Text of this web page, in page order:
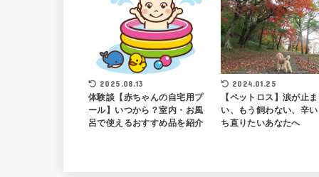
2025.08.13
体験談【赤ちゃんの自宅用プ
ール】いつから？室内・お風
呂で使えるおすすめ品を紹介
2024.01.25
【ペットロス】涙が止
い、もう飼わない、辛
ち直りたいあなたへ